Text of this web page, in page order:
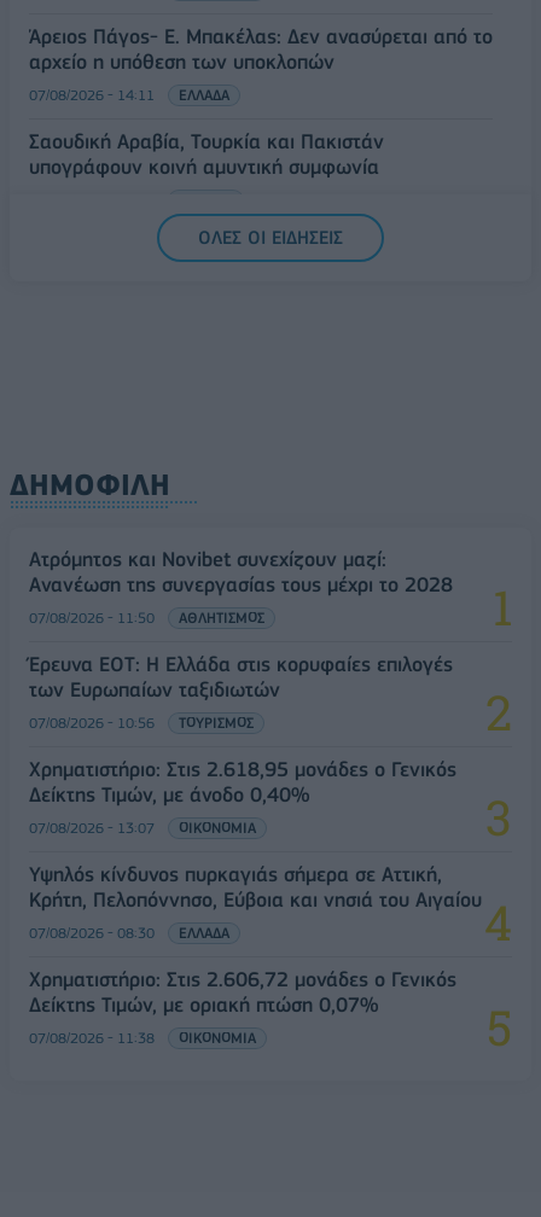
Άρειος Πάγος- Ε. Μπακέλας: Δεν ανασύρεται από το
αρχείο η υπόθεση των υποκλοπών
07/08/2026 - 14:11 ΕΛΛΑΔΑ
Σαουδική Αραβία, Τουρκία και Πακιστάν
υπογράφουν κοινή αμυντική συμφωνία
ΟΛΕΣ ΟΙ ΕΙΔΗΣΕΙΣ
ΔΗΜΟΦΙΛΗ
Ατρόμητος και Novibet συνεχίζουν μαζί:
Ανανέωση της συνεργασίας τους μέχρι το 2028
07/08/2026 - 11:50 ΑΘΛΗΤΙΣΜΟΣ
Έρευνα ΕΟΤ: Η Ελλάδα στις κορυφαίες επιλογές
των Ευρωπαίων ταξιδιωτών
07/08/2026 - 10:56 ΤΟΥΡΙΣΜΟΣ
Χρηματιστήριο: Στις 2.618,95 μονάδες ο Γενικός
Δείκτης Τιμών, με άνοδο 0,40%
07/08/2026 - 13:07 ΟΙΚΟΝΟΜΙΑ
Υψηλός κίνδυνος πυρκαγιάς σήμερα σε Αττική,
Κρήτη, Πελοπόννησο, Εύβοια και νησιά του Αιγαίου
07/08/2026 - 08:30 ΕΛΛΑΔΑ
Χρηματιστήριο: Στις 2.606,72 μονάδες ο Γενικός
Δείκτης Τιμών, με οριακή πτώση 0,07%
07/08/2026 - 11:38 ΟΙΚΟΝΟΜΙΑ